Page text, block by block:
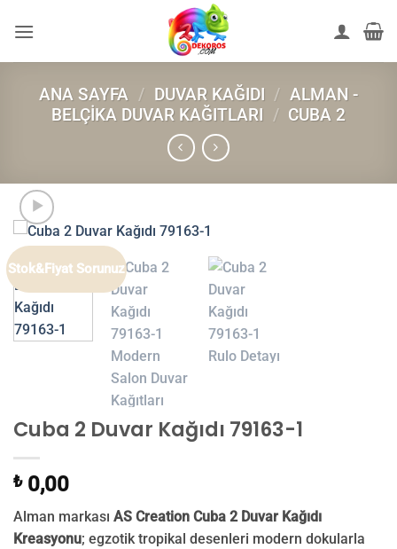
atla
ANA SAYFA / DUVAR KAĞIDI / ALMAN -
BELÇIKA DUVAR KAĞITLARI / CUBA 2
Stok&Fiyat Sorunuz
Cuba 2 Duvar Kağıdı 79163-1
₺0,00
Alman markası AS Creation Cuba 2 Duvar Kağıdı
Kreasyonu; egzotik tropikal desenleri modern dokularla